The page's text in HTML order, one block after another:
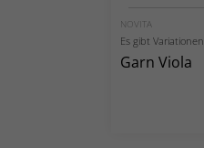
NOVITA
Es gibt Variationen
Garn Viola